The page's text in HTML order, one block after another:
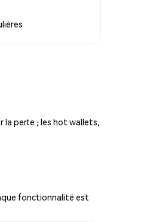
la perte ; les hot wallets,
fonctionnalité est